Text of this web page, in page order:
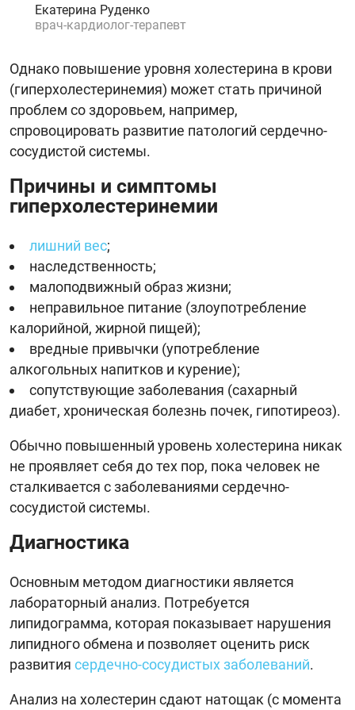
Екатерина Руденко
врач-кардиолог-терапевт
Однако повышение уровня холестерина в крови
(гиперхолестеринемия) может стать причиной
проблем со здоровьем, например,
спровоцировать развитие патологий сердечно-
сосудистой системы.
Причины и симптомы
гиперхолестеринемии
лишний вес;
наследственность;
малоподвижный образ жизни;
неправильное питание (злоупотребление
калорийной, жирной пищей);
вредные привычки (употребление
алкогольных напитков и курение);
сопутствующие заболевания (сахарный
диабет, хроническая болезнь почек, гипотиреоз).
Обычно повышенный уровень холестерина никак
не проявляет себя до тех пор, пока человек не
сталкивается с заболеваниями сердечно-
сосудистой системы.
Диагностика
Основным методом диагностики является
лабораторный анализ. Потребуется
липидограмма, которая показывает нарушения
липидного обмена и позволяет оценить риск
развития сердечно-сосудистых заболеваний.
Анализ на холестерин сдают натощак (с момента